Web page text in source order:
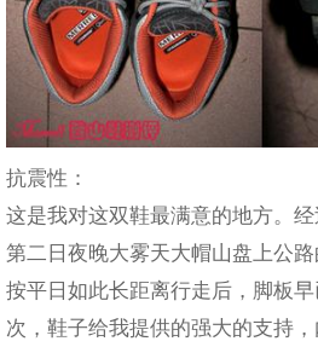
抗震性：
这是我对这双鞋最满意的地方。
第二日夜晚大雾天大帽山盘上公
按平日如此长距离行走后，脚板
次，鞋子给我提供的强大的支持